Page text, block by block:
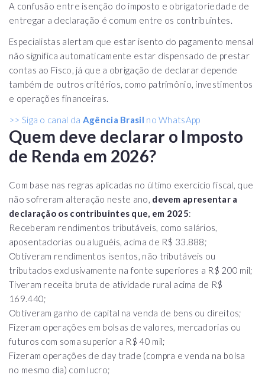
A confusão entre isenção do imposto e obrigatoriedade de
entregar a declaração é comum entre os contribuintes.
Especialistas alertam que estar isento do pagamento mensal
não significa automaticamente estar dispensado de prestar
contas ao Fisco, já que a obrigação de declarar depende
também de outros critérios, como patrimônio, investimentos
e operações financeiras.
>> Siga o canal da Agência Brasil no WhatsApp
Quem deve declarar o Imposto
de Renda em 2026?
Com base nas regras aplicadas no último exercício fiscal, que
não sofreram alteração neste ano, devem apresentar a
declaração os contribuintes que, em 2025:
Receberam rendimentos tributáveis, como salários,
aposentadorias ou aluguéis, acima de R$ 33.888;
Obtiveram rendimentos isentos, não tributáveis ou
tributados exclusivamente na fonte superiores a R$ 200 mil;
Tiveram receita bruta de atividade rural acima de R$
169.440;
Obtiveram ganho de capital na venda de bens ou direitos;
Fizeram operações em bolsas de valores, mercadorias ou
futuros com soma superior a R$ 40 mil;
Fizeram operações de day trade (compra e venda na bolsa
no mesmo dia) com lucro;